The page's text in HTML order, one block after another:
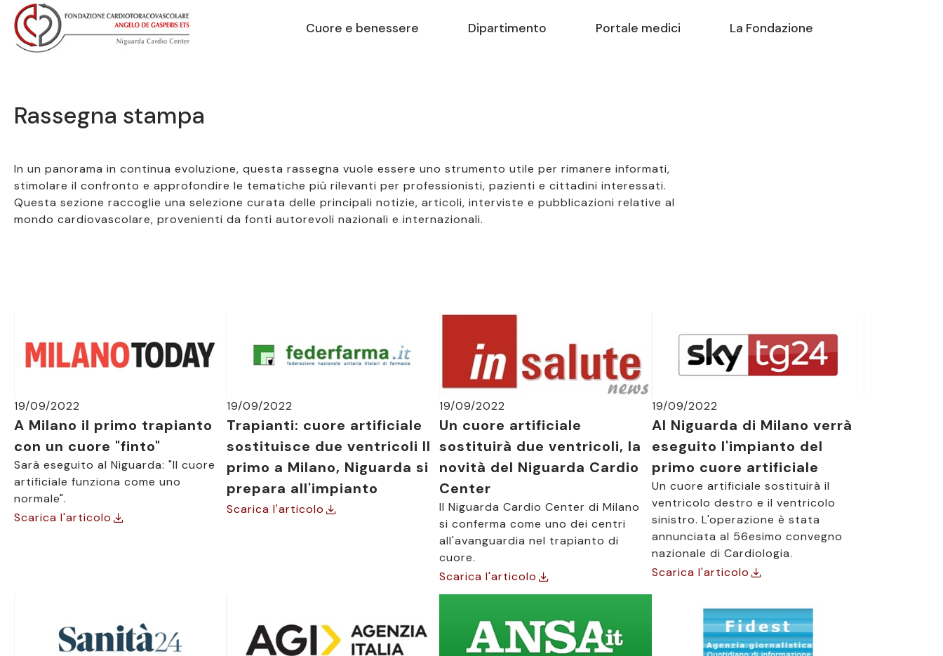
Vai alla navigazione principale
Vai al contenuto principale
Cuore e benessere Dipartimento Portale medici La Fondazione
Rassegna stampa
In un panorama in continua evoluzione, questa rassegna vuole essere uno strumento utile per rimanere informati,
stimolare il confronto e approfondire le tematiche più rilevanti per professionisti, pazienti e cittadini interessati.
Questa sezione raccoglie una selezione curata delle principali notizie, articoli, interviste e pubblicazioni relative al
mondo cardiovascolare, provenienti da fonti autorevoli nazionali e internazionali.
19/09/2022
A Milano il primo trapianto
con un cuore "finto"
Sarà eseguito al Niguarda: "Il cuore
artificiale funziona come uno
normale".
Scarica l'articolo
19/09/2022
Trapianti: cuore artificiale
sostituisce due ventricoli Il
primo a Milano, Niguarda si
prepara all'impianto
Scarica l'articolo
19/09/2022
Un cuore artificiale
sostituirà due ventricoli, la
novità del Niguarda Cardio
Center
II Niguarda Cardio Center di Milano
si conferma come uno dei centri
all'avanguardia nel trapianto di
cuore.
Scarica l'articolo
19/09/2022
Al Niguarda di Milano verrà
eseguito l'impianto del
primo cuore artificiale
Un cuore artificiale sostituirà il
ventricolo destro e il ventricolo
sinistro. L'operazione è stata
annunciata al 56esimo convegno
nazionale di Cardiologia.
Scarica l'articolo